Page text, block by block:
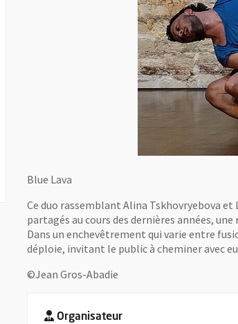
Blue Lava
Ce duo rassemblant Alina Tskhovryebova et
partagés au cours des dernières années,
Dans un enchevêtrement qui varie entre
déploie, invitant le public à cheminer avec
©Jean Gros-Abadie
Organisateur